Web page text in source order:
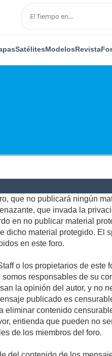
SatélitesModelosRevista
que no publicará ningún
que invada la
en no publicar material
dicho material protegido.
en este foro.
o los propietarios de
responsables de su
la opinión del autor, y no
publicado es
eliminar contenido
entienda que pueden no
de los miembros del foro.